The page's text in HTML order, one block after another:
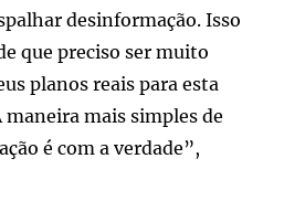
desinformação. Isso
que preciso ser muito
planos reais para esta
mais simples de
é com a verdade”,